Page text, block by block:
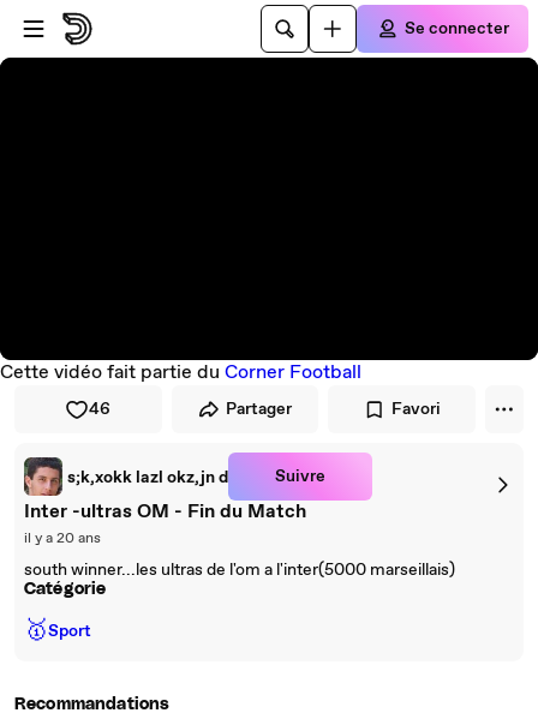
Passer au player
Passer au contenu principal
Se connecter
Cette vidéo fait partie du Corner Football
46 Partager Favori
s;k,xokk lazl okz,jn d Suivre
Inter -ultras OM - Fin du Match
il y a 20 ans
south winner...les ultras de l'om a l'inter(5000 marseillais)
Catégorie
🥇Sport
Recommandations